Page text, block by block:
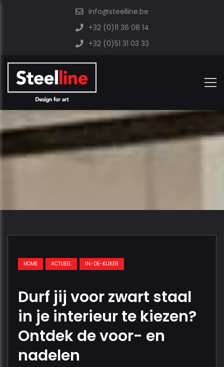
info@steelline.be
+32 (0)11 36 08 14
+32 (0)51 31 03 33
HOME ACTUEEL IN-DE-KIJKER
Durf jij voor zwart staal
in je interieur te kiezen?
Ontdek de voor- en
nadelen